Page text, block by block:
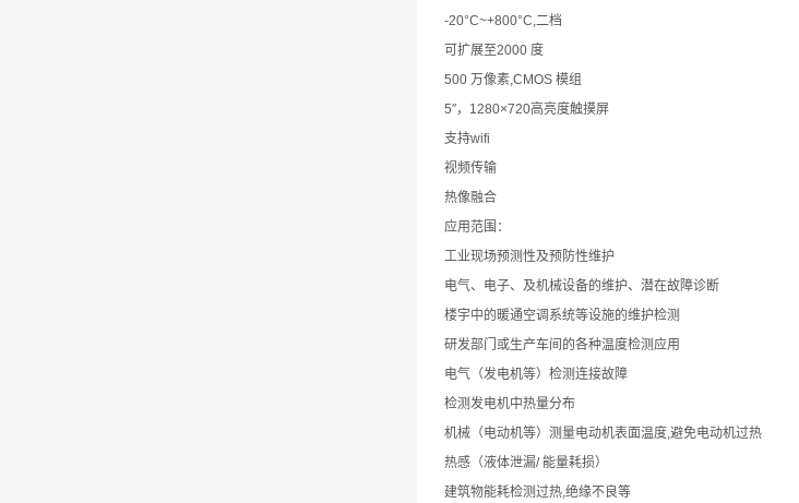
-20°C~+800°C,二档
可扩展至2000 度
500 万像素,CMOS 模组
5″，1280×720高亮度触摸屏
支持wifi
视频传输
热像融合
应用范围：
工业现场预测性及预防性维护
电气、电子、及机械设备的维护、潜在故障诊断
楼宇中的暖通空调系统等设施的维护检测
研发部门或生产车间的各种温度检测应用
电气（发电机等）检测连接故障
检测发电机中热量分布
机械（电动机等）测量电动机表面温度,避免电动机过热
热感（液体泄漏/ 能量耗损）
建筑物能耗检测过热,绝缘不良等